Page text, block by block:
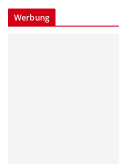
Werbung